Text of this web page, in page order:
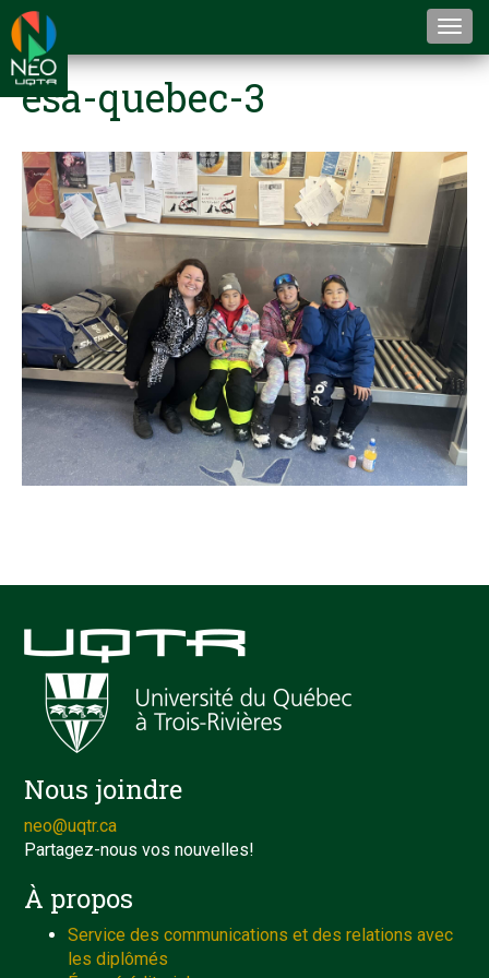
esa-quebec-3
Nous joindre
neo@uqtr.ca
Partagez-nous vos nouvelles!
À propos
Service des communications et des relations avec
les diplômés